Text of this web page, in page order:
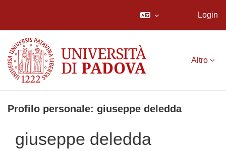
Login
Altro
Profilo personale: giuseppe deledda
giuseppe deledda